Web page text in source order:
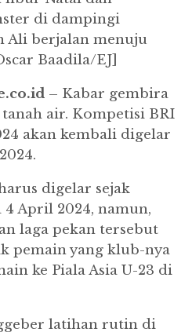
di dampingi
Ali berjalan menuju
Baadila/EJ]
– Kabar gembira
air. Kompetisi BRI
akan kembali digelar
digelar sejak
April 2024, namun,
laga pekan tersebut
pemain yang klub-nya
ke Piala Asia U-23 di
latihan rutin di